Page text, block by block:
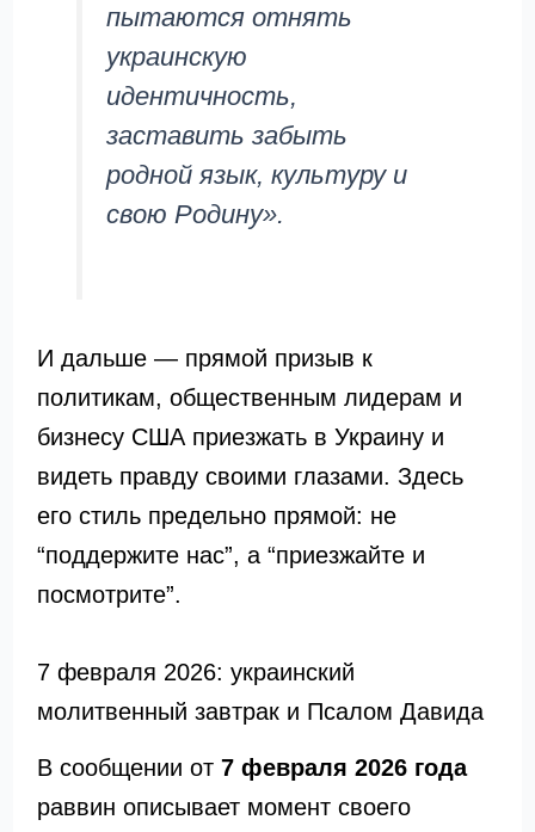
пытаются отнять
украинскую
идентичность,
заставить забыть
родной язык, культуру и
свою Родину».
И дальше — прямой призыв к
политикам, общественным лидерам и
бизнесу США приезжать в Украину и
видеть правду своими глазами. Здесь
его стиль предельно прямой: не
“поддержите нас”, а “приезжайте и
посмотрите”.
7 февраля 2026: украинский
молитвенный завтрак и Псалом Давида
В сообщении от 7 февраля 2026 года
раввин описывает момент своего